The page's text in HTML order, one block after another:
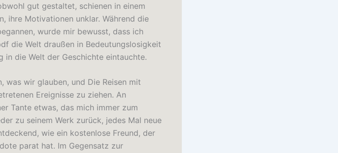
gut gestaltet, schienen in einem
ihre Motivationen unklar. Während die
wurde mir bewusst, dass ich
die Welt draußen in Bedeutungslosigkeit
die Welt der Geschichte eintauchte.
was wir glauben, und Die Reisen mit
Ereignisse zu ziehen. An
Tante etwas, das mich immer zum
zu seinem Werk zurück, jedes Mal neue
wie ein kostenlose Freund, der
parat hat. Im Gegensatz zur